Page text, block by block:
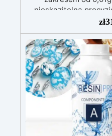
nieskazitelną
najbardziej
Podświetlany
czytelność nawet
oświetlenia, a
że jest wygodna do
cechy: Możliwość
Podświetlany
czytelności.
użytku w podróży.
ważenia
innych materiałów.
zł